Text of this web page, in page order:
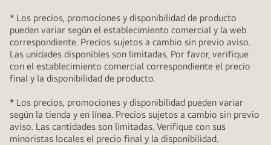
* Los precios, promociones y disponibilidad de producto
pueden variar según el establecimiento comercial y la web
correspondiente. Precios sujetos a cambio sin previo aviso.
Las unidades disponibles son limitadas. Por favor, verifique
con el establecimiento comercial correspondiente el precio
final y la disponibilidad de producto.
* Los precios, promociones y disponibilidad pueden variar
según la tienda y en línea. Precios sujetos a cambio sin previo
aviso. Las cantidades son limitadas. Verifique con sus
minoristas locales el precio final y la disponibilidad.